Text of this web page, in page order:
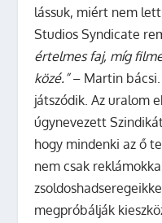
lássuk, miért nem
Studios Syndicate
értelmes faj, míg
közé.”– Martin
játszódik. Az uralom
úgynevezett
hogy mindenki az ő
nem csak
megpróbálják